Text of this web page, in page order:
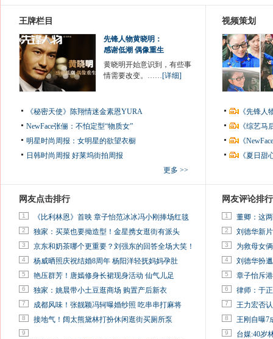
王牌栏目
先锋人物黄晓明：
感谢低潮 偶像重生
黄晓明开始意识到，有些事
情需要改变。……[详细]
《秘密天使》陈翔情迷金素恩YURA
NewFace张俪：不怕定型“物质女”
明星时尚周报：女明星的欲望衣橱
日韩时尚周报 好莱坞街拍周报
更多 >>
视频策划
《先锋
《综艺
《
《夏日
网友点击排行
1 《比利林恩》首映 章子怡范冰冰冯小刚捧场红毯
2 独家：买菜也要拗造型！金星携女逛街有派头
3 京东和奶茶哪个更重要？刘强东的回答全场大笑！
4 杨威晒照庆祝结婚8周年 杨阳洋轻抚妈妈孕肚
5 艳压群芳！唐嫣修身长裙现身活动 仙气儿足
6 独家：姚晨带小土豆逛商场 购置产后新衣
7 成都风味！张靓颖冯轲曝婚纱照 吃串串打麻将
8 接地气！阔太熊黛林打扮休闲逛街买厕所泵
9
网友评论排行
1 董卿：这
2 刘德华新
3 为救母女
4 刘德华扮
5 章子怡斥
6 律师：于
7 王力宏否
8 王刚自曝7
9 台媒:40岁